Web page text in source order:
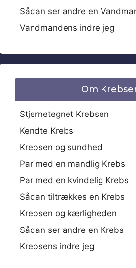
Sådan ser andre en
Vandmandens indre jeg
Om
Stjernetegnet Krebsen
Kendte Krebs
Krebsen og sundhed
Par med en mandlig Krebs
Par med en kvindelig Krebs
Sådan tiltrækkes en Krebs
Krebsen og kærligheden
Sådan ser andre en Krebs
Krebsens indre jeg